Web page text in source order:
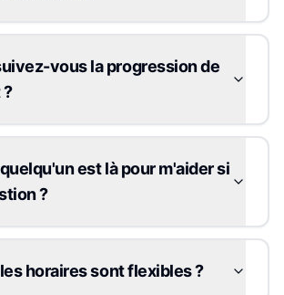
vous la progression de
est là pour m'aider si
?
horaires sont flexibles ?